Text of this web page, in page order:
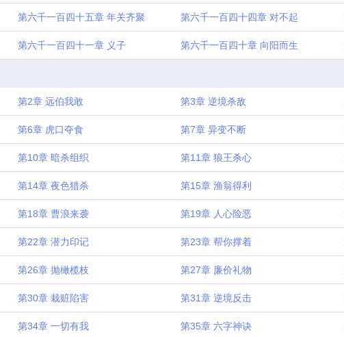
第六千一百四十五章 年关齐聚 第六千一百四十四章 对不起
第六千一百四十一章 义子 第六千一百四十章 向阳而生
第2章 远伯我敢 第3章 逆境杀敌
第6章 虎口夺食 第7章 异变不断
第10章 暗杀组织 第11章 狼王杀心
第14章 夜色猎杀 第15章 渔翁得利
第18章 曹浪来袭 第19章 人心险恶
第22章 潜力印记 第23章 帮你撑着
第26章 抛橄榄枝 第27章 廉价礼物
第30章 栽赃陷害 第31章 逆境反击
第34章 一切有我 第35章 六字神诀